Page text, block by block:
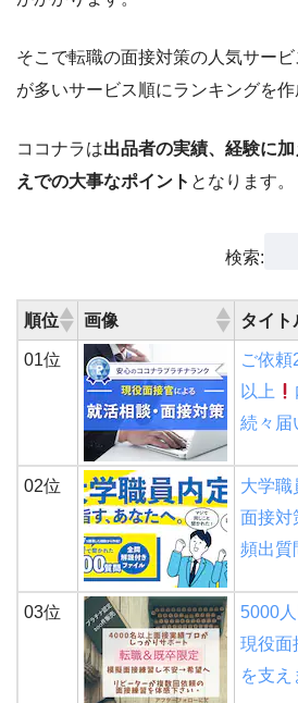
そこで転職の面接対策の人気サー
が多いサービス順にランキングを作
ココナラは出品者の実績、経験に
えでの大事なポイント となります。
検索:
順位 画像 タイト
01位
ご依頼
以上
続々届
02位
大学職
面接対
頻出質
03位
5000
現役面
を支え